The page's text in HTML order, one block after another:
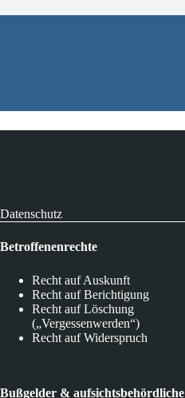
Datenschutz
Betroffenenrechte
Recht auf Auskunft
Recht auf Berichtigung
Recht auf Löschung
(„Vergessenwerden“)
Recht auf Widerspruch
Bußgelder & aufsichtsbehördliche